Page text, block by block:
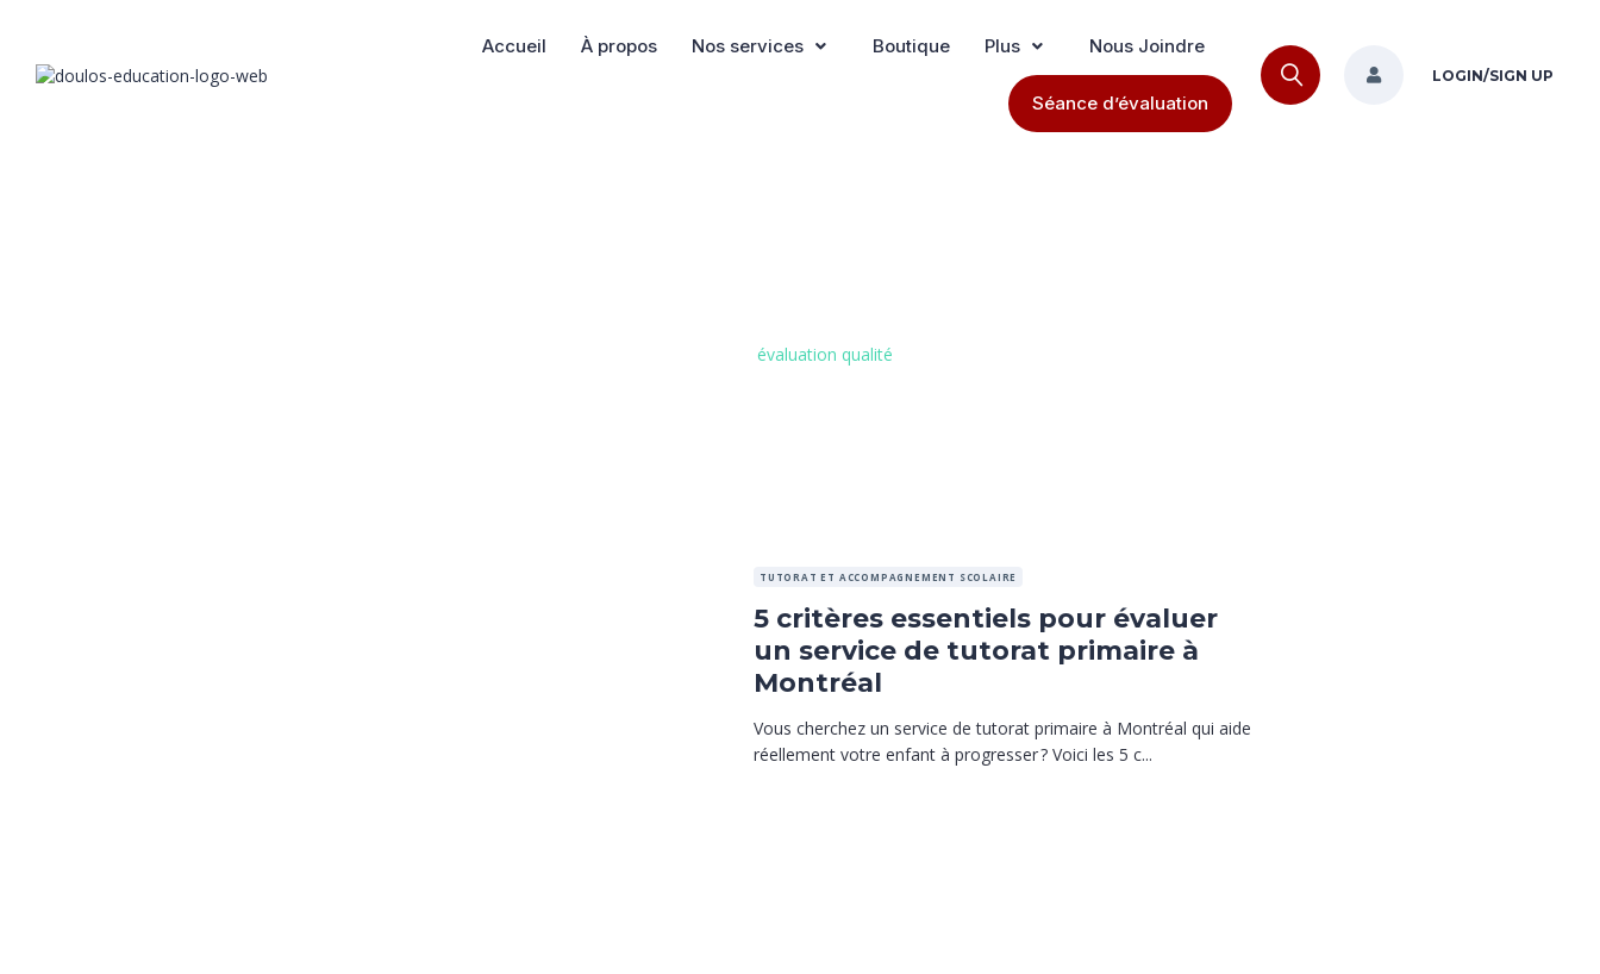
Accueil À propos Nos services Boutique Plus Nous Joindre
Séance d’évaluation
LOGIN/SIGN UP
évaluation qualité
TUTORAT ET ACCOMPAGNEMENT SCOLAIRE
5 critères essentiels pour évaluer
un service de tutorat primaire à
Montréal
Vous cherchez un service de tutorat primaire à Montréal qui aide
réellement votre enfant à progresser ? Voici les 5 c...